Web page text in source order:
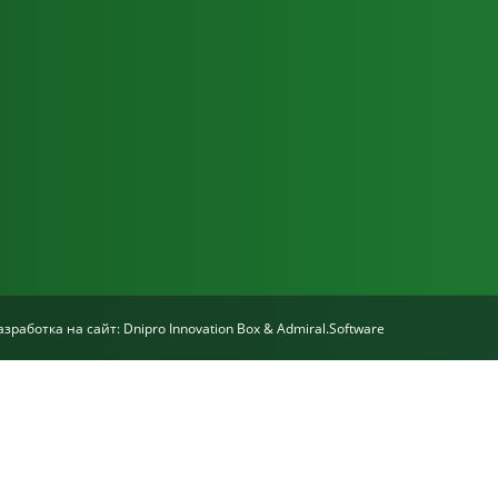
на сайт: Dnipro Innovation Box&Admiral.Software